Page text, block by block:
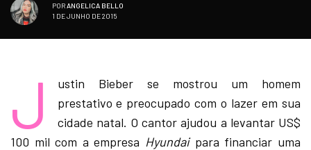
PORANGELICA BELLO
1 DE JUNHO DE 2015
J
ustin Bieber se mostrou um homem
prestativo e preocupado com o lazer em sua
cidade natal. O cantor ajudou a levantar US$
100 mil com a empresa Hyundaipara financiar uma